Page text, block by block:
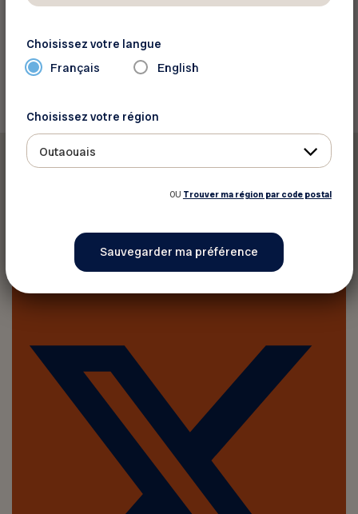
Retour aux actualités
Imprimer cet article
Choisissez votre langue
Français English
Choisissez votre région
Outaouais
OU Trouver ma région par code postal